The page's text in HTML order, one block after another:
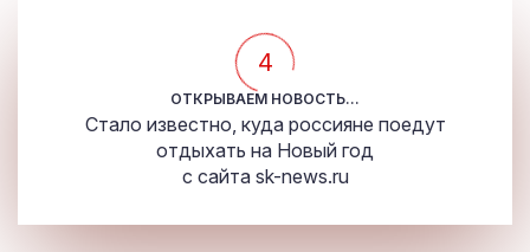
4
ОТКРЫВАЕМ НОВОСТЬ...
Стало известно, куда россияне поедут
отдыхать на Новый год
с сайта sk-news.ru